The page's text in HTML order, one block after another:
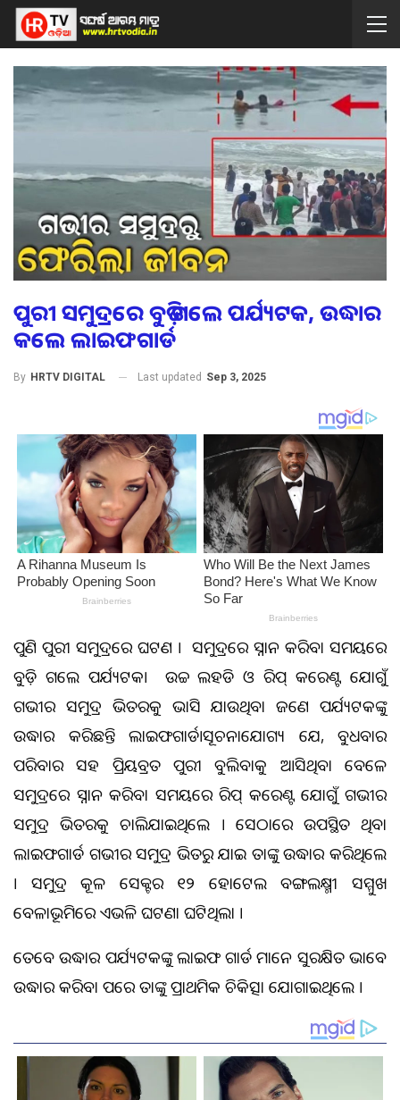
ପୁରୀ ସମୁଦ୍ରରେ ବୁଡ଼ି ଗଲେ ପର୍ଯ୍ୟଟକ, ଉଦ୍ଧାର
କଲେ ଲାଇଫଗାର୍ଡ
By HRTV DIGITAL Last updated Sep 3, 2025
ପୁଣି ପୁରୀ ସମୁଦ୍ରରେ ଅଘଟଣ । ସମୁଦ୍ରରେ ସ୍ନାନ କରିବା ସମୟରେ
ବୁଡ଼ି ଗଲେ ପର୍ଯ୍ୟଟକ। ଉଚ୍ଚ ଲହଡି ଓ ରିପ୍ କରେଣ୍ଟ ଯୋଗୁଁ
ଗଭୀର ସମୁଦ୍ର ଭିତରକୁ ଭାସି ଯାଉଥିବା ଜଣେ ପର୍ଯ୍ୟଟକଙ୍କୁ
ଉଦ୍ଧାର କରିଛନ୍ତି ଲାଇଫଗାର୍ଡ।ସୂଚନାଯୋଗ୍ୟ ଯେ, ବୁଧବାର
ପରିବାର ସହ ପ୍ରିୟବ୍ରତ ପୁରୀ ବୁଲିବାକୁ ଆସିଥିବା ବେଳେ
ସମୁଦ୍ରରେ ସ୍ନାନ କରିବା ସମୟରେ ରିପ୍ କରେଣ୍ଟ ଯୋଗୁଁ ଗଭୀର
ସମୁଦ୍ର ଭିତରକୁ ଚାଲିଯାଇଥିଲେ । ସେଠାରେ ଉପସ୍ଥିତ ଥିବା
ଲାଇଫଗାର୍ଡ ଗଭୀର ସମୁଦ୍ର ଭିତରୁ ଯାଇ ତାଙ୍କୁ ଉଦ୍ଧାର କରିଥିଲେ
। ସମୁଦ୍ର କୂଳ ସେକ୍ଟର ୧୨ ହୋଟେଲ ବଙ୍ଗଲକ୍ଷ୍ମୀ ସମ୍ମୁଖ
ବେଳାଭୂମିରେ ଏଭଳି ଘଟଣା ଘଟିଥିଲା ।
ତେବେ ଉଦ୍ଧାର ପର୍ଯ୍ୟଟକଙ୍କୁ ଲାଇଫ ଗାର୍ଡ ମାନେ ସୁରକ୍ଷିତ ଭାବେ
ଉଦ୍ଧାର କରିବା ପରେ ତାଙ୍କୁ ପ୍ରାଥମିକ ଚିକିତ୍ସା ଯୋଗାଇଥିଲେ ।